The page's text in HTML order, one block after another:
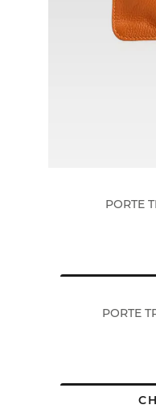
PORTE
ACHAT
PORTE
ACHAT
FABRIQUÉ EN